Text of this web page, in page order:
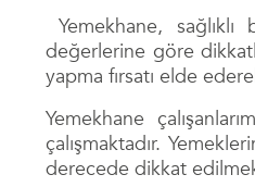
Yemekhane,
değerlerine göre
yapma fırsatı elde
Yemekhane
çalışmaktadır.
derecede dikkat